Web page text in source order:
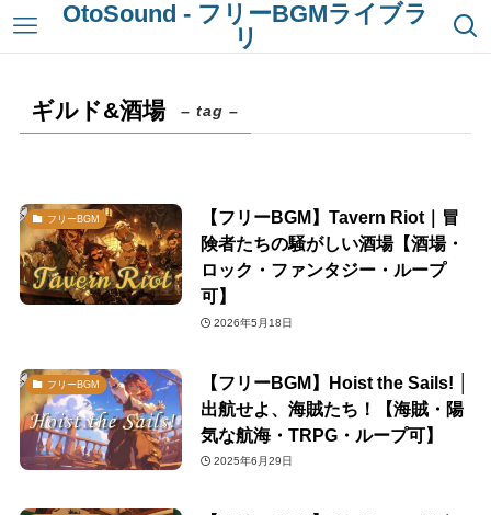
OtoSound - フリーBGMライブラ
リ
ギルド&酒場 – tag –
フリーBGM
【フリーBGM】Tavern Riot｜冒
険者たちの騒がしい酒場【酒場・
ロック・ファンタジー・ループ
可】
2026年5月18日
フリーBGM
【フリーBGM】Hoist the Sails! │
出航せよ、海賊たち！【海賊・陽
気な航海・TRPG・ループ可】
2025年6月29日